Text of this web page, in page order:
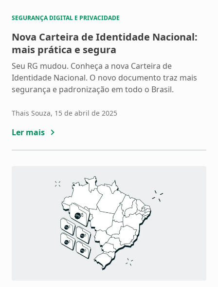
SEGURANÇA DIGITAL E PRIVACIDADE
Nova Carteira de Identidade Nacional:
mais prática e segura
Seu RG mudou. Conheça a nova Carteira de
Identidade Nacional. O novo documento traz mais
segurança e padronização em todo o Brasil.
Thais Souza, 15 de abril de 2025
Ler mais